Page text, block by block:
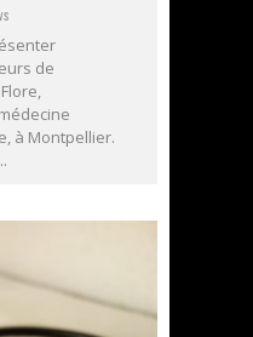
de
à Montpellier.